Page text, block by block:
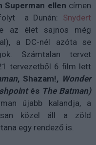
Superman ellen címen
a Dunán: Snydert
az élet sajnos még
a DC-nél azóta se
Számtalan tervet
tervezetből 6 film lett
, Shazam!, Wonder
és The Batman)
újabb kalandja, a
közel áll a zöld
egy rendező is.